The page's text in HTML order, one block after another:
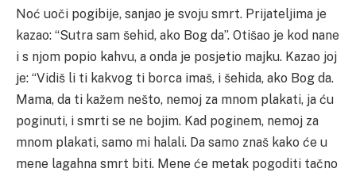
Noć uoči pogibije, sanjao je svoju smrt. Prijateljima je
kazao: “Sutra sam šehid, ako Bog da”. Otišao je kod nane
i s njom popio kahvu, a onda je posjetio majku. Kazao joj
je: “Vidiš li ti kakvog ti borca imaš, i šehida, ako Bog da.
Mama, da ti kažem nešto, nemoj za mnom plakati, ja ću
poginuti, i smrti se ne bojim. Kad poginem, nemoj za
mnom plakati, samo mi halali. Da samo znaš kako će u
mene lagahna smrt biti. Mene će metak pogoditi tačno